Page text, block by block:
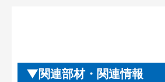
関連部材・関連情報